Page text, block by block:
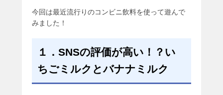
今回は最近流行りのコンビニ飲料を使って遊んで
みました！
１．SNSの評価が高い！？い
ちごミルクとバナナミルク